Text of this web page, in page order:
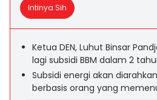
Intinya Sih
Ketua DEN, Luhut Binsar
lagi subsidi BBM dalam 2
Subsidi energi akan
berbasis orang yang